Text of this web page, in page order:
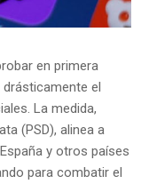
en primera
el
La medida,
(PSD), alinea a
y otros países
para combatir el